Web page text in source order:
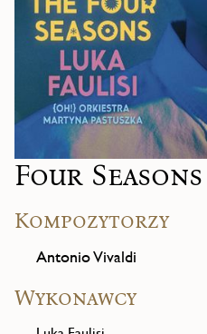
Four Seasons
Kompozytorzy
Antonio Vivaldi
Wykonawcy